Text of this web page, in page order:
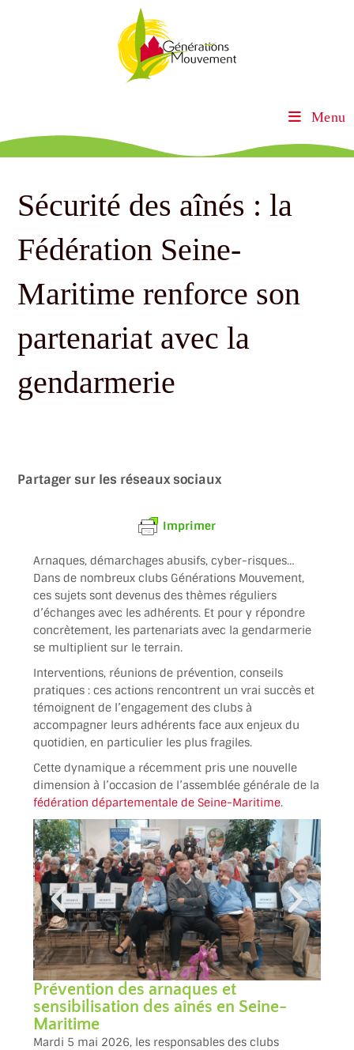
Menu
Sécurité des aînés : la
Fédération Seine-
Maritime renforce son
partenariat avec la
gendarmerie
Partager sur les réseaux sociaux
Imprimer
Arnaques, démarchages abusifs, cyber-risques…
Dans de nombreux clubs Générations Mouvement,
ces sujets sont devenus des thèmes réguliers
d’échanges avec les adhérents. Et pour y répondre
concrètement, les partenariats avec la gendarmerie
se multiplient sur le terrain.
Interventions, réunions de prévention, conseils
pratiques : ces actions rencontrent un vrai succès et
témoignent de l’engagement des clubs à
accompagner leurs adhérents face aux enjeux du
quotidien, en particulier les plus fragiles.
Cette dynamique a récemment pris une nouvelle
dimension à l’occasion de l’assemblée générale de la
fédération départementale de Seine-Maritime.
Prévention des arnaques et
sensibilisation des aînés en Seine-
Maritime
Mardi 5 mai 2026, les responsables des clubs